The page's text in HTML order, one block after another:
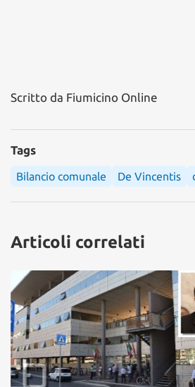
Scritto da Fiumicino Online
Tags
Bilancio comunale De Vincentis
Articoli correlati